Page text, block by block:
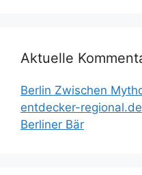
Aktuelle
Berlin Zwischen
entdecker-regional.de
Berliner Bär